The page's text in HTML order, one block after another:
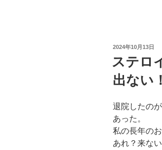
投
日:
2024年10月13日
ステロ
出ない！
退院したの
あった。
私の長年の
あれ？来な